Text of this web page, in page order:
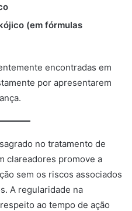
(em fórmulas
encontradas em
por apresentarem
no tratamento de
clareadores promove a
sem os riscos associados
A regularidade na
ao tempo de ação